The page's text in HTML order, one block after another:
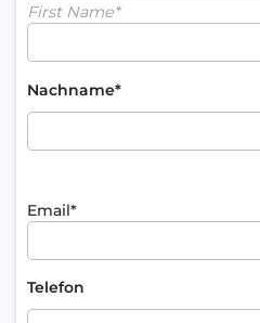
First Name*
Nachname*
Email*
Telefon